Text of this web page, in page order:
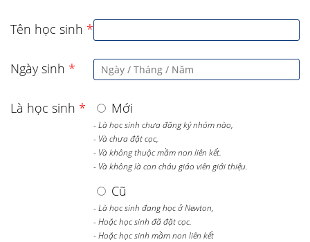
Tên học sinh *
Ngày sinh *
Là học sinh * Mới
- Là học sinh chưa đăng ký nhóm nào,
- Và chưa đặt cọc,
- Và không thuộc mầm non liên kết.
- Và không là con cháu giáo viên giới thiệu.
Cũ
- Là học sinh đang học ở Newton,
- Hoặc học sinh đã đặt cọc.
- Hoặc học sinh mầm non liên kết